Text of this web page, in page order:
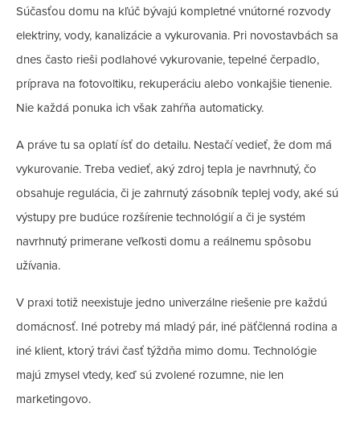
Súčasťou domu na kľúč bývajú kompletné vnútorné rozvody
elektriny, vody, kanalizácie a vykurovania. Pri novostavbách sa
dnes často rieši podlahové vykurovanie, tepelné čerpadlo,
príprava na fotovoltiku, rekuperáciu alebo vonkajšie tienenie.
Nie každá ponuka ich však zahŕňa automaticky.
A práve tu sa oplatí ísť do detailu. Nestačí vedieť, že dom má
vykurovanie. Treba vedieť, aký zdroj tepla je navrhnutý, čo
obsahuje regulácia, či je zahrnutý zásobník teplej vody, aké sú
výstupy pre budúce rozšírenie technológií a či je systém
navrhnutý primerane veľkosti domu a reálnemu spôsobu
užívania.
V praxi totiž neexistuje jedno univerzálne riešenie pre každú
domácnosť. Iné potreby má mladý pár, iné päťčlenná rodina a
iné klient, ktorý trávi časť týždňa mimo domu. Technológie
majú zmysel vtedy, keď sú zvolené rozumne, nie len
marketingovo.